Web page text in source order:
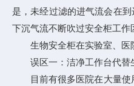
是，未经过滤的进气流会在
下沉气流不断吹过安全柜工
生物安全柜在实验室、医院
误区一：洁净工作台代替
目前有很多医院在大量使用